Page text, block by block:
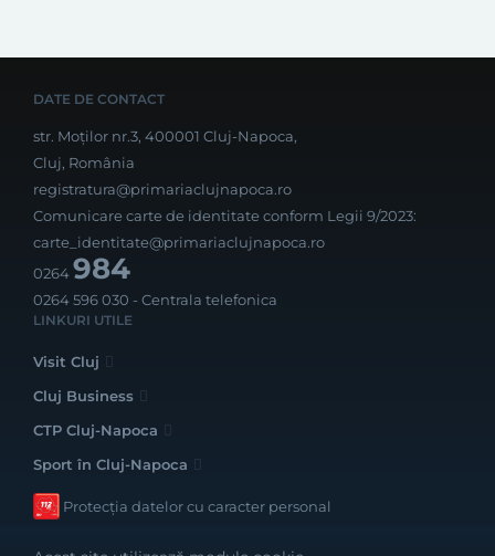
DATE DE CONTACT
str. Moților nr.3, 400001 Cluj-Napoca,
Cluj, România
registratura@primariaclujnapoca.ro
Comunicare carte de identitate conform Legii 9/2023:
carte_identitate@primariaclujnapoca.ro
0264984
0264 596 030 - Centrala telefonica
LINKURI UTILE
Visit Cluj
Cluj Business
CTP Cluj-Napoca
Sport în Cluj-Napoca
Protecția datelor cu caracter personal